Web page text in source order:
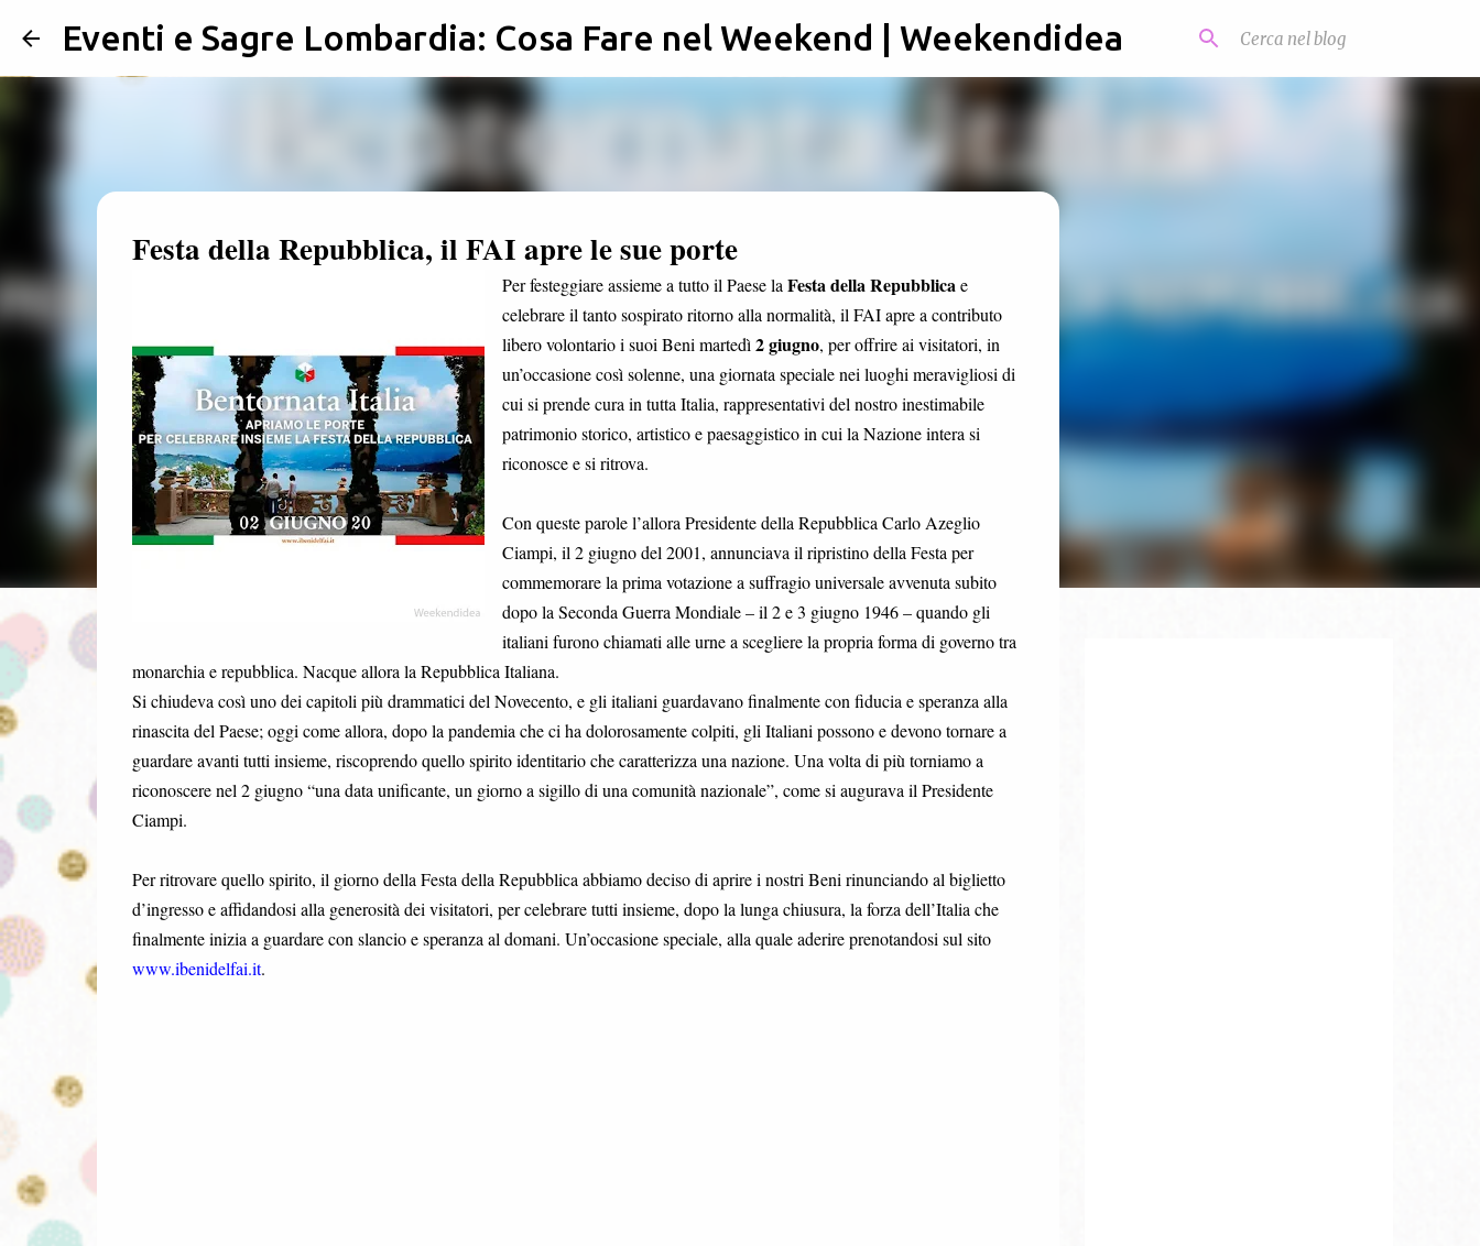
Passa ai contenuti principali
Eventi e Sagre Lombardia: Cosa Fare nel Weekend | Weekendidea
Festa della Repubblica, il FAI apre le sue porte
Per festeggiare assieme a tutto il Paese la Festa della Repubblica e
celebrare il tanto sospirato ritorno alla normalità, il FAI apre a contributo
libero volontario i suoi Beni martedì 2 giugno, per offrire ai visitatori, in
un’occasione così solenne, una giornata speciale nei luoghi meravigliosi di
cui si prende cura in tutta Italia, rappresentativi del nostro inestimabile
patrimonio storico, artistico e paesaggistico in cui la Nazione intera si
riconosce e si ritrova.
Con queste parole l’allora Presidente della Repubblica Carlo Azeglio
Ciampi, il 2 giugno del 2001, annunciava il ripristino della Festa per
commemorare la prima votazione a suffragio universale avvenuta subito
dopo la Seconda Guerra Mondiale – il 2 e 3 giugno 1946 – quando gli
italiani furono chiamati alle urne a scegliere la propria forma di governo tra
monarchia e repubblica. Nacque allora la Repubblica Italiana.
Si chiudeva così uno dei capitoli più drammatici del Novecento, e gli italiani guardavano finalmente con fiducia e speranza alla
rinascita del Paese; oggi come allora, dopo la pandemia che ci ha dolorosamente colpiti, gli Italiani possono e devono tornare a
guardare avanti tutti insieme, riscoprendo quello spirito identitario che caratterizza una nazione. Una volta di più torniamo a
riconoscere nel 2 giugno “una data unificante, un giorno a sigillo di una comunità nazionale”, come si augurava il Presidente
Ciampi.
Per ritrovare quello spirito, il giorno della Festa della Repubblica abbiamo deciso di aprire i nostri Beni rinunciando al biglietto
d’ingresso e affidandosi alla generosità dei visitatori, per celebrare tutti insieme, dopo la lunga chiusura, la forza dell’Italia che
finalmente inizia a guardare con slancio e speranza al domani. Un’occasione speciale, alla quale aderire prenotandosi sul sito
www.ibenidelfai.it.